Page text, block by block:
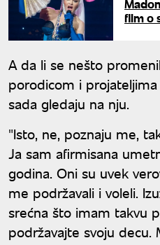
film o
A da li se nešto
porodicom i
sada gledaju na nju.
"Isto, ne, poznaju me,
Ja sam afirmisana
godina. Oni su uvek
me podržavali i voleli.
srećna što imam takvu
podržavajte svoju decu.